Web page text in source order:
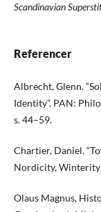
Scandinavian
Referencer
Albrecht, Glenn.
Identity”. PAN:
s. 44–59.
Chartier, Daniel.
Nordicity,
Olaus Magnus,